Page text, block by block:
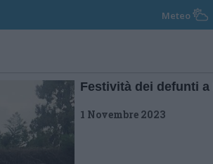
Meteo
Festività dei defunti a
1 Novembre 2023